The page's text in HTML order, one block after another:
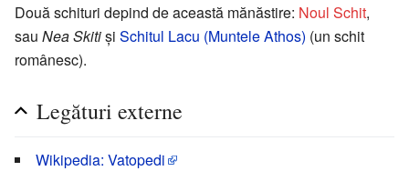
Două schituri depind de această mănăstire: Noul Schit,
sau Nea Skitiși Schitul Lacu (Muntele Athos) (un schit
românesc).
Legături externe
Wikipedia: Vatopedi